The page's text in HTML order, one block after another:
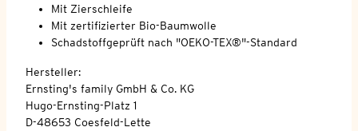
Mit Zierschleife
Mit zertifizierter Bio-Baumwolle
Schadstoffgeprüft nach "OEKO-TEX®"-Standard
Hersteller:
Ernsting's family GmbH & Co. KG
Hugo-Ernsting-Platz 1
D-48653 Coesfeld-Lette